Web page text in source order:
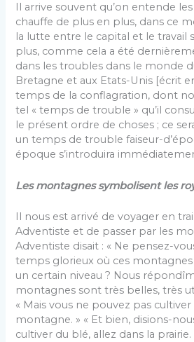
Il arrive souvent qu’on entende
chauffe de plus en plus, dans ce
la lutte entre le capital et le travail
plus, comme cela a été
dans les troubles dans le monde
Bretagne et aux Etats-Unis [écrit
temps de la conflagration, dont
tel « temps de trouble » qu’il
le présent ordre de choses ; ce
un temps de trouble faiseur-
époque s’introduira
Les montagnes symbolisent les
Il nous est arrivé de voyager en
Adventiste et de passer par les
Adventiste disait : « Ne pensez-
temps glorieux où ces montagnes
un certain niveau ? Nous
montagnes sont très belles, très
« Mais vous ne pouvez pas
montagne. » « Et bien, disions-
cultiver du blé, allez dans la prairie.